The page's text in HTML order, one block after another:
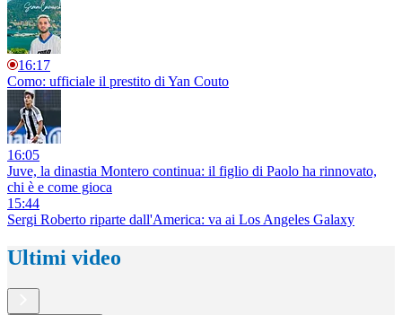
16:17
Como: ufficiale il prestito di Yan Couto
16:05
Juve, la dinastia Montero continua: il figlio di Paolo ha rinnovato,
chi è e come gioca
15:44
Sergi Roberto riparte dall'America: va ai Los Angeles Galaxy
Ultimi video